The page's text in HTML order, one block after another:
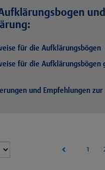
für die Aufklärungsbögen
für die Aufklärungsbögen
und Empfehlungen zur
1